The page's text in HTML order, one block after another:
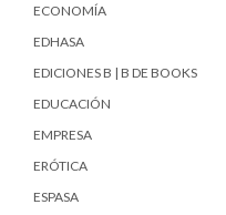
ECONOMÍA
EDHASA
EDICIONES B | B DE BOOKS
EDUCACIÓN
EMPRESA
ERÓTICA
ESPASA